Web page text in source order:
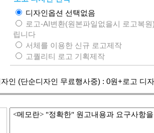
디자인옵션 선택없음
로고-AI변환(원본파일없을시 로고복
립니다
서체를 이용한 신규 로고제작
고퀄리티 로고 기획제작
인 (단순디자인 무료행사중) : 0원+로고 디
<메모란> "정확한" 원고내용과 요구사항